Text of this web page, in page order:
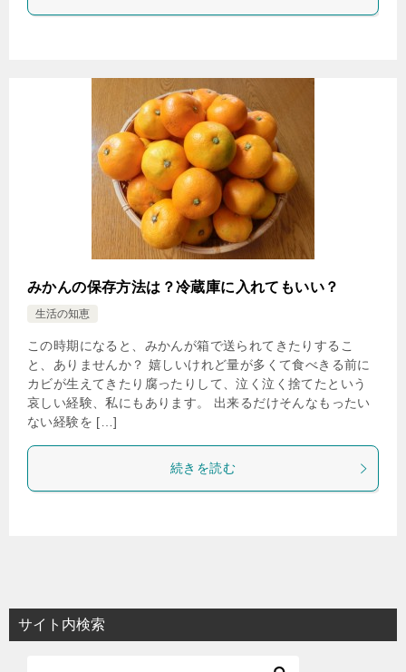
みかんの保存方法は？冷蔵庫に入れてもいい？
生活の知恵
この時期になると、みかんが箱で送られてきたりするこ
と、ありませんか？ 嬉しいけれど量が多くて食べきる前に
カビが生えてきたり腐ったりして、泣く泣く捨てたという
哀しい経験、私にもあります。 出来るだけそんなもったい
ない経験を […]
続きを読む
サイト内検索